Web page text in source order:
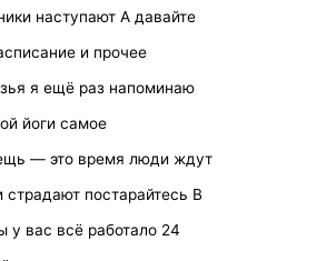
наступают А давайте
и прочее
я ещё раз напоминаю
йоги самое
— это время люди ждут
постарайтесь В
у вас всё работало 24